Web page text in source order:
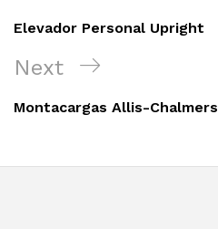
entradas
Post
Elevador Personal Upright
Next
Post
Next
Montacargas Allis-Chalmers